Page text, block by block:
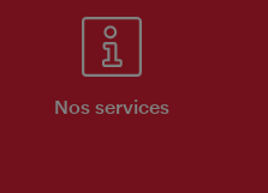
Nos services